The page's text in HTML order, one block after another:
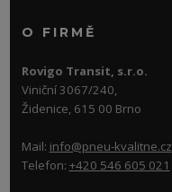
O FIRMĚ
Rovigo Transit, s.r.o.
Viniční 3067/240,
Židenice, 615 00 Brno
Mail: info@pneu-kvalitne.cz
Telefon: +420 546 605 021